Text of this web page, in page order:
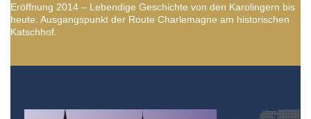
Eröffnung 2014 – Lebendige Geschichte von den Karolingern bis
heute. Ausgangspunkt der Route Charlemagne am historischen
Katschhof.